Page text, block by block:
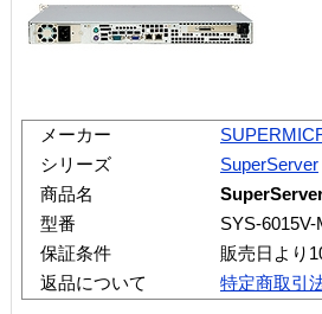
メーカー
シリーズ
SuperServer
商品名
型番
SYS-6015V-
保証条件
販売日より
返品について
特定商取引